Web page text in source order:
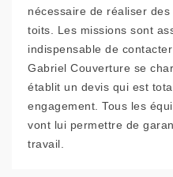
nécessaire de réaliser
toits. Les missions sont
indispensable de
Gabriel Couverture se
établit un devis qui est
engagement. Tous les
vont lui permettre de
travail.